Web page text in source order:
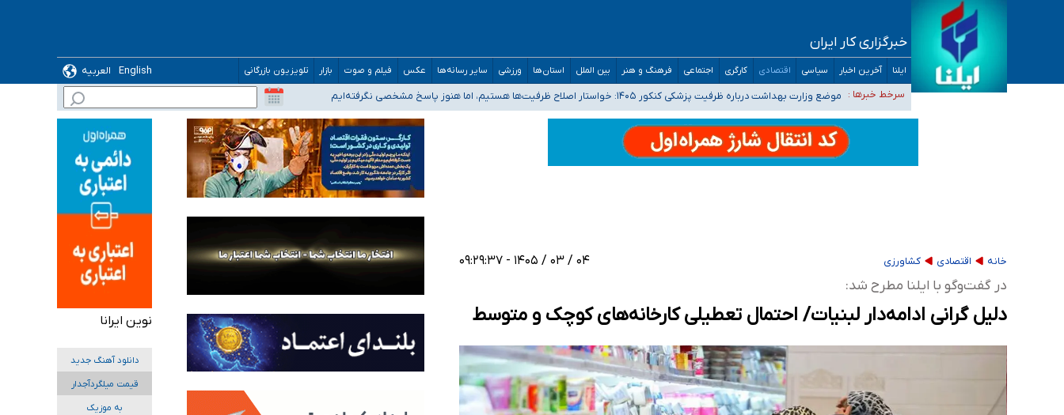
خبرگزاری کار ایران
ایلنا آخرین اخبار سیاسی اقتصادی کارگری اجتماعی فرهنگ و هنر بین الملل استان‌ها ورزشی سایر رسانه‌ها عکس فیلم و صوت بازار تلویزیون بازرگانی English
العربیه
سرخط خبرها :
۴۰ تا ۵۰ روز گرمای نسبی در پیش داریم/ دمای تهران به ۳۸ درجه می‌رسد
موضع وزارت بهداشت درباره ظرفیت پزشکی کنکور ۱۴۰۵: خواستار اصلاح ظرفیت‌ها هستیم، اما هنوز پاسخ مشخصی نگرفته‌ایم
تعویق آزمون ورودی دکترای تخصصی فرماندهی صحنه عملیات و دکترای تخصصی جغرافیای نظامی دافوس آجا
خبرنگاران راویان حقیقت با دغدغه نان، مسکن و بیمه
آخرین وضعیت شیوع عفونت‌های تنفسی در کشور/ خوزستان و کرمان بالاتر از آستانه هشدار
خانه اقتصادی کشاورزی ۰۴ / ۰۳ / ۱۴۰۵ - ۰۹:۲۹:۳۷
در گفت‌وگو با ایلنا مطرح شد:
دلیل گرانی ادامه‌دار لبنیات/ احتمال تعطیلی کارخانه‌های کوچک و متوسط نوین ایرانا
دانلود آهنگ جدید
قیمت میلگردآجدار
به موزیک